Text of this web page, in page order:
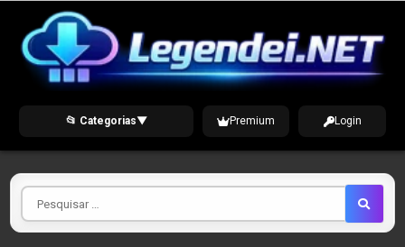
content
📂 Categorias▼ Premium Login
Pesquisar
por